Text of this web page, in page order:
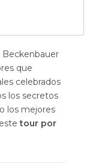
Beckenbauer
que
celebrados
los secretos
los mejores
tour por